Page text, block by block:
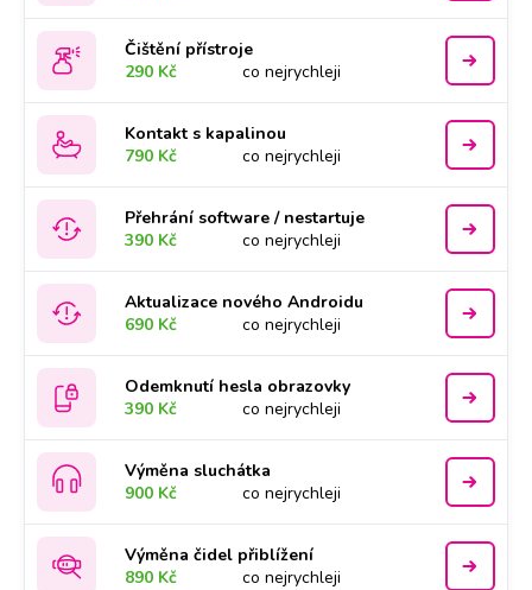
Čištění přístroje
290 Kč
co nejrychleji
Kontakt s kapalinou
790 Kč
co nejrychleji
Přehrání software / nestartuje
390 Kč
co nejrychleji
Aktualizace nového Androidu
690 Kč
co nejrychleji
Odemknutí hesla obrazovky
390 Kč
co nejrychleji
Výměna sluchátka
900 Kč
co nejrychleji
Výměna čidel přiblížení
890 Kč
co nejrychleji